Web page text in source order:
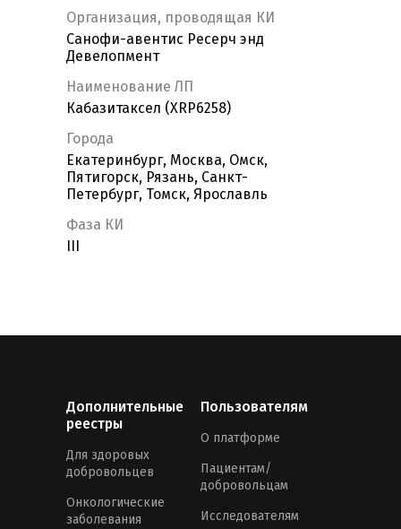
Организация, проводящая КИ
Санофи-авентис Ресерч энд
Девелопмент
Наименование ЛП
Кабазитаксел (ХRP6258)
Города
Екатеринбург, Москва, Омск,
Пятигорск, Рязань, Санкт-
Петербург, Томск, Ярославль
Фаза КИ
Дополнительные
реестры
Для здоровых
добровольцев
Онкологические
заболевания
Пользователям
О платформе
Пациентам/
добровольцам
Исследователям